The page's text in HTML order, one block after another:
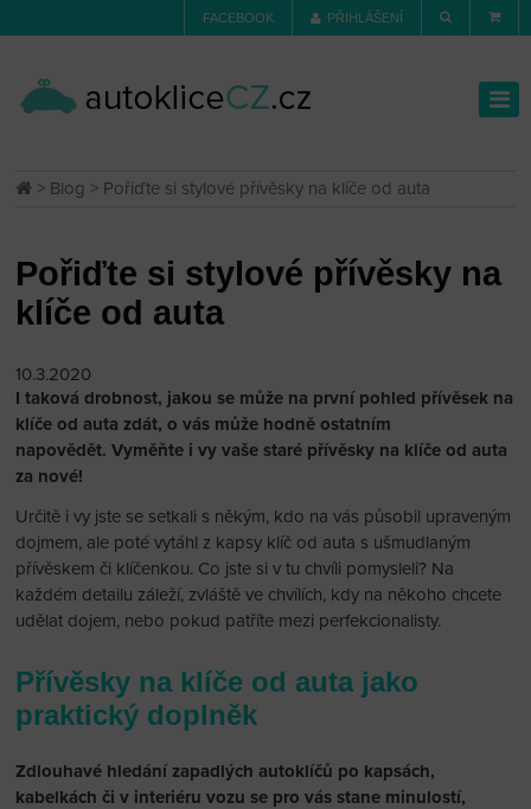
FACEBOOK PŘIHLÁŠENÍ
> Blog > Pořiďte si stylové přívěsky na klíče od auta
Pořiďte si stylové přívěsky na
klíče od auta
10.3.2020
I taková drobnost, jakou se může na první pohled přívěsek na
klíče od auta zdát, o vás může hodně ostatním
napovědět. Vyměňte i vy vaše staré přívěsky na klíče od auta
za nové!
Určitě i vy jste se setkali s někým, kdo na vás působil upraveným
dojmem, ale poté vytáhl z kapsy klíč od auta s ušmudlaným
přívěskem či klíčenkou. Co jste si v tu chvíli pomysleli? Na
každém detailu záleží, zvláště ve chvílích, kdy na někoho chcete
udělat dojem, nebo pokud patříte mezi perfekcionalisty.
Přívěsky na klíče od auta jako
praktický doplněk
Zdlouhavé hledání zapadlých autoklíčů po kapsách,
kabelkách či v interiéru vozu se pro vás stane minulostí,